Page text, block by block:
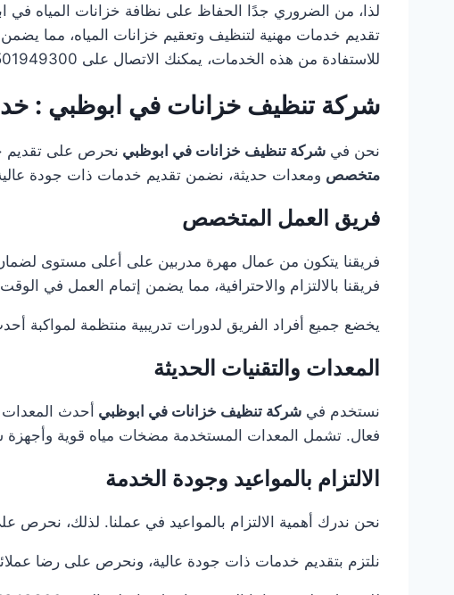
لذا، من الضروري جدًا الحفاظ على نظافة خزانات المياه
تقديم خدمات مهنية لتنظيف وتعقيم خزانات المياه، مما
للاستفادة من هذه الخدمات، يمكنك الاتصال على 0501949300.
شركة تنظيف خزانات في ابوظبي :
نحن فيشركة تنظيف خزانات في ابوظبي نحرص على تقديم
متخصص ومعدات حديثة، نضمن تقديم خدمات ذات جودة
فريق العمل المتخصص
فريقنا يتكون من عمال مهرة مدربين على أعلى مستوى
فريقنا بالالتزام والاحترافية، مما يضمن إتمام العمل في
يخضع جميع أفراد الفريق لدورات تدريبية منتظمة لمواكبة
المعدات والتقنيات الحديثة
نستخدم فيشركة تنظيف خزانات في ابوظبي أحدث المعدات
فعال. تشمل المعدات المستخدمة مضخات مياه قوية
الالتزام بالمواعيد وجودة الخدمة
نحن ندرك أهمية الالتزام بالمواعيد في عملنا. لذلك، نحرص
نلتزم بتقديم خدمات ذات جودة عالية، ونحرص على رضا